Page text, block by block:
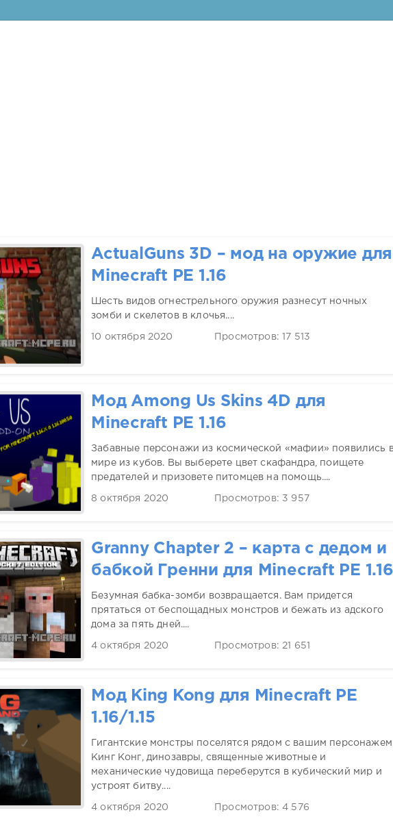
ActualGuns 3D – мод на оружие для
Minecraft PE 1.16
Шесть видов огнестрельного оружия разнесут ночных
зомби и скелетов в клочья....
10 октября 2020 Просмотров: 17 513
Мод Among Us Skins 4D для
Minecraft PE 1.16
Забавные персонажи из космической «мафии» появились
мире из кубов. Вы выберете цвет скафандра, поищете
предателей и призовете питомцев на помощь....
8 октября 2020 Просмотров: 3 957
Granny Chapter 2 – карта с дедом и
бабкой Гренни для Minecraft PE 1.16
Безумная бабка-зомби возвращается. Вам придется
прятаться от беспощадных монстров и бежать из адского
дома за пять дней....
4 октября 2020 Просмотров: 21 651
Мод King Kong для Minecraft PE
1.16/1.15
Гигантские монстры поселятся рядом с вашим
Кинг Конг, динозавры, священные животные и
механические чудовища переберутся в кубический мир и
устроят битву....
4 октября 2020 Просмотров: 4 576